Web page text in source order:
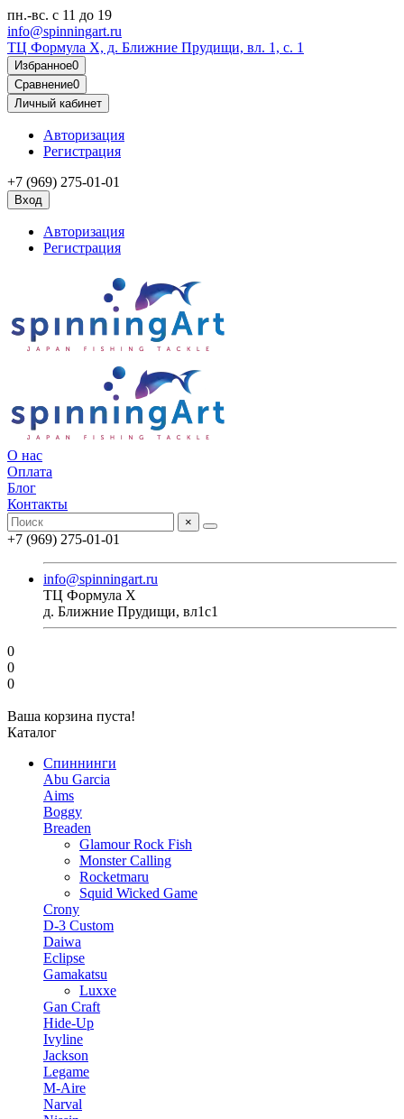
пн.-вс. с 11 до 19
info@spinningart.ru
ТЦ Формула X, д. Ближние Прудищи, вл. 1, с. 1
Избранное0
Сравнение0
Личный кабинет
Авторизация
Регистрация
+7 (969) 275-01-01
Вход
Авторизация
Регистрация
О нас
Оплата
Блог
Контакты
×
+7 (969) 275-01-01
info@spinningart.ru
ТЦ Формула X
д. Ближние Прудищи, вл1с1
0
0
0
Ваша корзина пуста!
Каталог
Спиннинги
Abu Garcia
Aims
Boggy
Breaden
Glamour Rock Fish
Monster Calling
Rocketmaru
Squid Wicked Game
Crony
D-3 Custom
Daiwa
Eclipse
Gamakatsu
Luxxe
Gan Craft
Hide-Up
Ivyline
Jackson
Legame
M-Aire
Narval